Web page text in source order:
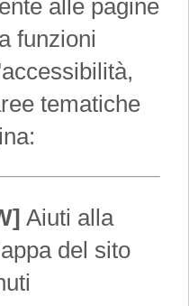
alle pagine
funzioni
tematiche
Aiuti alla
del sito